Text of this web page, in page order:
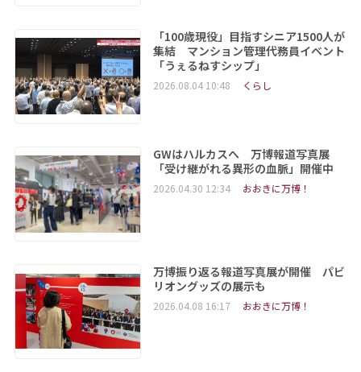
「100歳現役」目指すシニア1500人が
集結 マンション管理代務員イベント
「うぇるねすシップ」
2026.08.04 10:48 くらし
GWはハルカスへ 万博報道写真展
「受け継がれる異形の血脈」開催中
2026.04.30 12:34 おおきに万博！
万博振り返る報道写真展が開催 パビ
リオングッズの展示も
2026.04.08 16:17 おおきに万博！